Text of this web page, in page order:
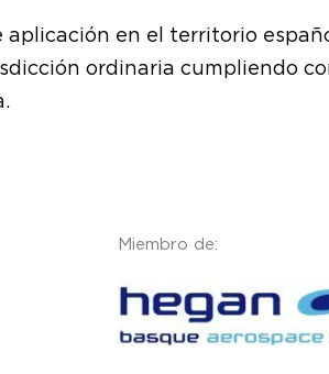
en el territorio
ordinaria cumpliendo
Miembro de: